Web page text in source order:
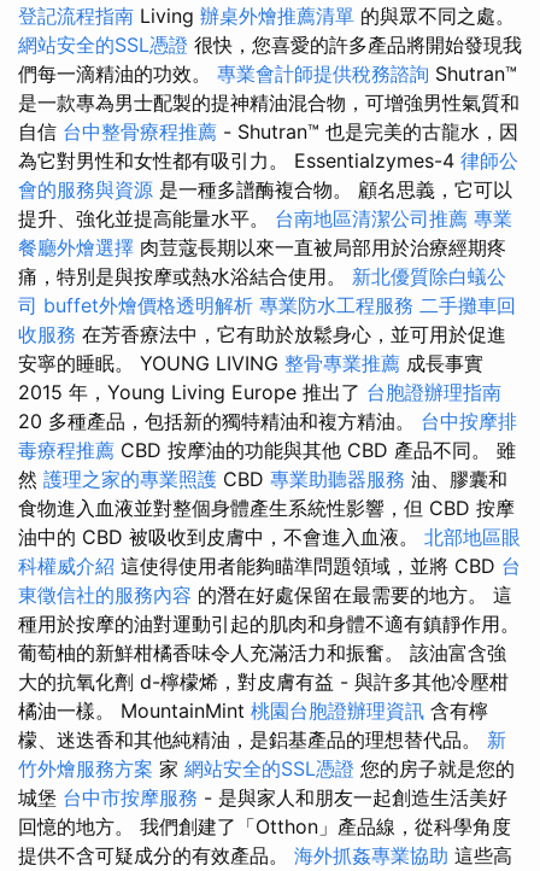
登記流程指南 Living 辦桌外燴推薦清單 的與眾不同之處。
網站安全的SSL憑證 很快，您喜愛的許多產品將開始發現我
們每一滴精油的功效。 專業會計師提供稅務諮詢 Shutran™
是一款專為男士配製的提神精油混合物，可增強男性氣質和
自信 台中整骨療程推薦 - Shutran™ 也是完美的古龍水，因
為它對男性和女性都有吸引力。 Essentialzymes-4 律師公
會的服務與資源 是一種多譜酶複合物。 顧名思義，它可以
提升、強化並提高能量水平。 台南地區清潔公司推薦 專業
餐廳外燴選擇 肉荳蔻長期以來一直被局部用於治療經期疼
痛，特別是與按摩或熱水浴結合使用。 新北優質除白蟻公
司 buffet外燴價格透明解析 專業防水工程服務 二手攤車回
收服務 在芳香療法中，它有助於放鬆身心，並可用於促進
安寧的睡眠。 YOUNG LIVING 整骨專業推薦 成長事實
2015 年，Young Living Europe 推出了 台胞證辦理指南
20 多種產品，包括新的獨特精油和複方精油。 台中按摩排
毒療程推薦 CBD 按摩油的功能與其他 CBD 產品不同。 雖
然 護理之家的專業照護 CBD 專業助聽器服務 油、膠囊和
食物進入血液並對整個身體產生系統性影響，但 CBD 按摩
油中的 CBD 被吸收到皮膚中，不會進入血液。 北部地區眼
科權威介紹 這使得使用者能夠瞄準問題領域，並將 CBD 台
東徵信社的服務內容 的潛在好處保留在最需要的地方。 這
種用於按摩的油對運動引起的肌肉和身體不適有鎮靜作用。
葡萄柚的新鮮柑橘香味令人充滿活力和振奮。 該油富含強
大的抗氧化劑 d-檸檬烯，對皮膚有益 - 與許多其他冷壓柑
橘油一樣。 MountainMint 桃園台胞證辦理資訊 含有檸
檬、迷迭香和其他純精油，是鋁基產品的理想替代品。 新
竹外燴服務方案 家 網站安全的SSL憑證 您的房子就是您的
城堡 台中市按摩服務 - 是與家人和朋友一起創造生活美好
回憶的地方。 我們創建了「Otthon」產品線，從科學角度
提供不含可疑成分的有效產品。 海外抓姦專業協助 這些高